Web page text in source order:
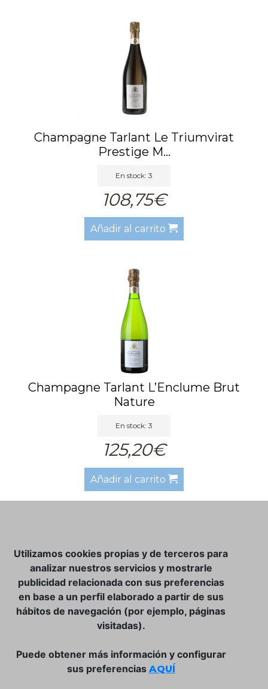
Champagne Tarlant Le Triumvirat
Prestige M...
En stock: 3
108,75€
Añadir al carrito
Champagne Tarlant L’Enclume Brut
Nature
En stock: 3
125,20€
Añadir al carrito
CLUB VINATER
CONTACTO
TIENDA ONLINE:
Plaça de la Llibertat, 22, 07760 Ciutadella
Tlf. 971 93 78 75
Utilizamos cookies propias y de terceros para
analizar nuestros servicios y mostrarle
publicidad relacionada con sus preferencias
en base a un perfil elaborado a partir de sus
hábitos de navegación (por ejemplo, páginas
visitadas).
Puede obtener más información y configurar
sus preferencias AQUÍ